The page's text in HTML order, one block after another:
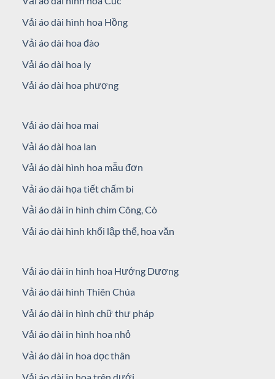
Vải áo dài hình hoa Hồng
Vải áo dài hoa đào
Vải áo dài hoa ly
Vải áo dài hoa phượng
Vải áo dài hoa mai
Vải áo dài hoa lan
Vải áo dài hình hoa mẫu đơn
Vải áo dài họa tiết chấm bi
Vải áo dài in hình chim Công, Cò
Vải áo dài hình khối lập thể, hoa văn
Vải áo dài in hình hoa Hướng Dương
Vải áo dài hình Thiên Chúa
Vải áo dài in hình chữ thư pháp
Vải áo dài in hình hoa nhỏ
Vải áo dài in hoa dọc thân
Vải áo dài in hoa trên dưới